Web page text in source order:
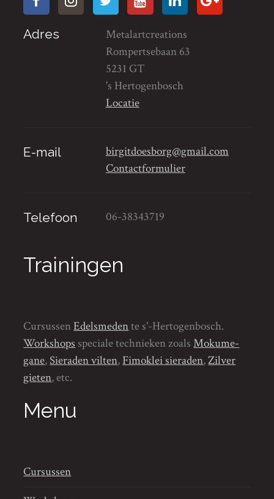
Adres
Metalartcreations
Rompertsebaan 63
5231 GT
's Hertogenbosch
Locatie
E-mail
birgitdoesborg@gmail.com
Contactformulier
Telefoon 06-38343719
Trainingen
CursussenEdelsmedente s'-Hertogenbosch.
Workshops speciale technieken zoalsMokume-
gane,Sieraden vilten, Fimoklei sieraden,Zilver
gieten, etc.
Menu
Cursussen